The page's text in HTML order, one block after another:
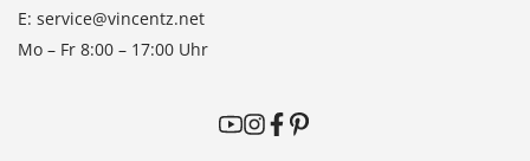
E: service@vincentz.net
Mo – Fr 8:00 – 17:00 Uhr